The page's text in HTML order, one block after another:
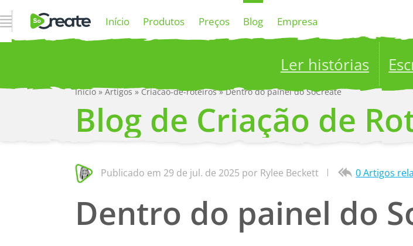
Abrir Navegação Início Produtos Preços Blog Empresa
Ler histórias
Publish your stories to a
Início»Artigos»Criacao-de-roteiros»Dentro do painel do SoCreate
Blog de Criação de
Publicado em 29 de jul. de 2025 por Rylee Beckett 0 Artigos
Dentro do painel do